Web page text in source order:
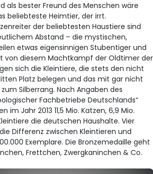
als bester Freund des Menschen wäre
beliebteste Heimtier, der irrt.
der beliebtesten Haustiere sind
Abstand – die mystischen,
etwas eigensinnigen Stubentiger und
von diesem Machtkampf der Oldtimer der
sich die Kleintiere, die stets den nicht
Platz belegen und das mit gar nicht
Silberrang. Nach Angaben des
Fachbetriebe Deutschlands“
im Jahr 2013 11,5 Mio. Katzen, 6,9 Mio.
die deutschen Haushalte. Vier
Differenz zwischen Kleintieren und
Exemplare. Die Bronzemedaille geht
Frettchen, Zwergkaninchen & Co.